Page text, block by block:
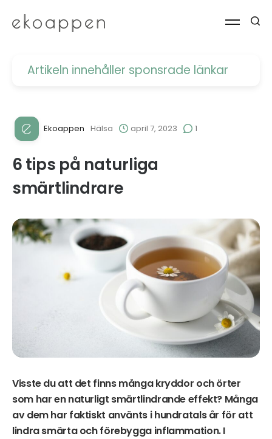
Artikeln innehåller sponsrade länkar
Ekoappen Hälsa april 7, 2023 1
6 tips på naturliga
smärtlindrare
Visste du att det finns många kryddor och örter
som har en naturligt smärtlindrande effekt? Många
av dem har faktiskt använts i hundratals år för att
lindra smärta och förebygga inflammation. I